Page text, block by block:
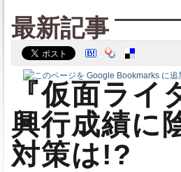
最新記事
『仮面ラ
興行成績に
対策は!?